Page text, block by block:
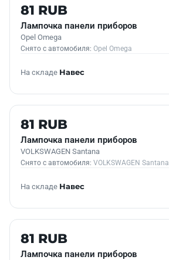
Б/У В НАЛИЧИИ
81 RUB
Лампочка панели приборов
Opel Omega
Снято с автомобиля: Opel Omega
На складе Навес
Б/У В НАЛИЧИИ
81 RUB
Лампочка панели приборов
VOLKSWAGEN Santana
Снято с автомобиля: VOLKSWAGEN Santana
На складе Навес
Б/У В НАЛИЧИИ
81 RUB
Лампочка панели приборов